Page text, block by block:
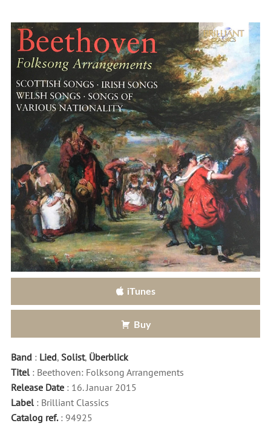
iTunes
Buy
Band : Lied, Solist, Überblick
Titel: Beethoven: Folksong Arrangements
Release Date: 16. Januar 2015
Label : Brilliant Classics
Catalog ref.: 94925